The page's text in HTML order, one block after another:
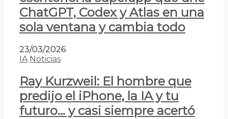
ChatGPT, Codex y Atlas en una
sola ventana y cambia todo
23/03/2026
IA Noticias
Ray Kurzweil: El hombre que
predijo el iPhone, la IA y tu
futuro… y casi siempre acertó